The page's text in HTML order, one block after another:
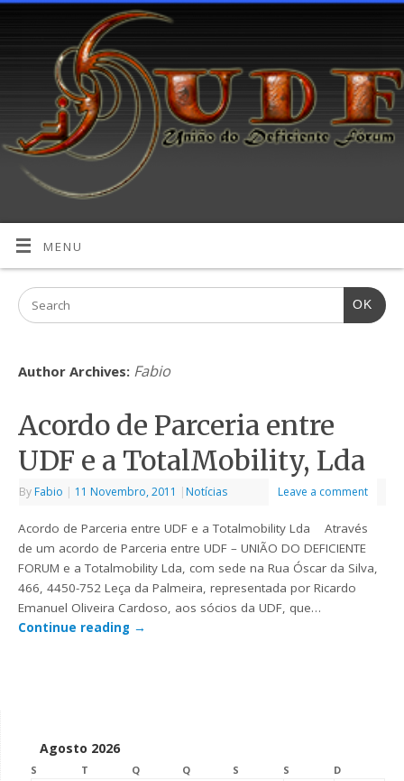
MENU
OK
Author Archives: Fabio
Acordo de Parceria entre
UDF e a TotalMobility, Lda
By Fabio | 11 Novembro, 2011 | Notícias Leave a comment
Acordo de Parceria entre UDF e a Totalmobility Lda Através
de um acordo de Parceria entre UDF – UNIÃO DO DEFICIENTE
FORUM e a Totalmobility Lda, com sede na Rua Óscar da Silva,
466, 4450-752 Leça da Palmeira, representada por Ricardo
Emanuel Oliveira Cardoso, aos sócios da UDF, que…
Continue reading →
Agosto 2026
S T Q Q S S D